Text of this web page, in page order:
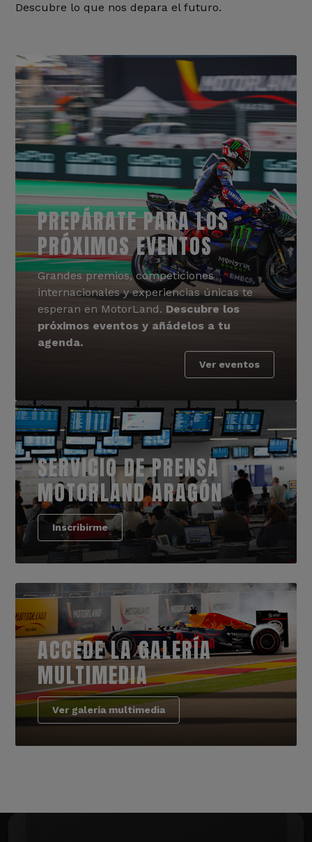
Descubre lo que nos depara el futuro.
PREPÁRATE PARA LOS
PRÓXIMOS EVENTOS
Grandes premios, competiciones
internacionales y experiencias únicas te
esperan en MotorLand. Descubre los
próximos eventos y añádelos a tu
agenda.
Ver eventos
SERVICIO DE PRENSA
MOTORLAND ARAGÓN
Inscribirme
ACCEDE LA GALERÍA
MULTIMEDIA
Ver galería multimedia